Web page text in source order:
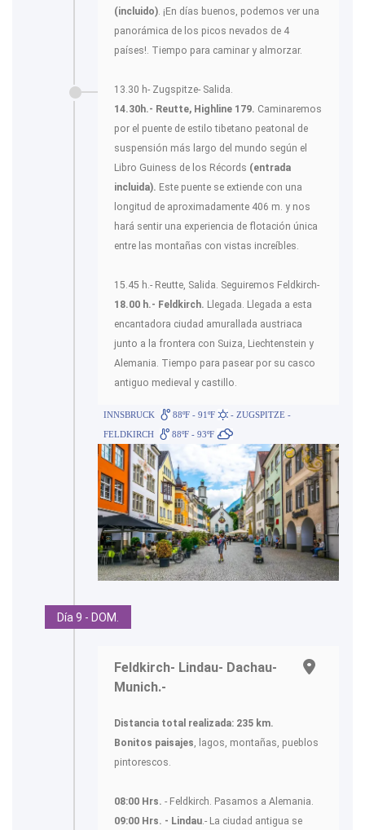
(incluido). ¡En días buenos, podemos ver una
panorámica de los picos nevados de 4
países!. Tiempo para caminar y almorzar.
13.30 h- Zugspitze- Salida.
14.30h.- Reutte, Highline 179. Caminaremos
por el puente de estilo tibetano peatonal de
suspensión más largo del mundo según el
Libro Guiness de los Récords (entrada
incluida). Este puente se extiende con una
longitud de aproximadamente 406 m. y nos
hará sentir una experiencia de flotación única
entre las montañas con vistas increíbles.
15.45 h.- Reutte, Salida. Seguiremos Feldkirch-
18.00 h.- Feldkirch. Llegada. Llegada a esta
encantadora ciudad amurallada austriaca
junto a la frontera con Suiza, Liechtenstein y
Alemania. Tiempo para pasear por su casco
antiguo medieval y castillo.
INNSBRUCK 88ºF - 91ºF
- ZUGSPITZE -
FELDKIRCH
88ºF - 93ºF
Día 9 - DOM.
Feldkirch- Lindau- Dachau-
Munich.-
Distancia total realizada: 235 km.
Bonitos paisajes, lagos, montañas, pueblos
pintorescos.
08:00 Hrs. - Feldkirch. Pasamos a Alemania.
09:00 Hrs. - Lindau.- La ciudad antigua se